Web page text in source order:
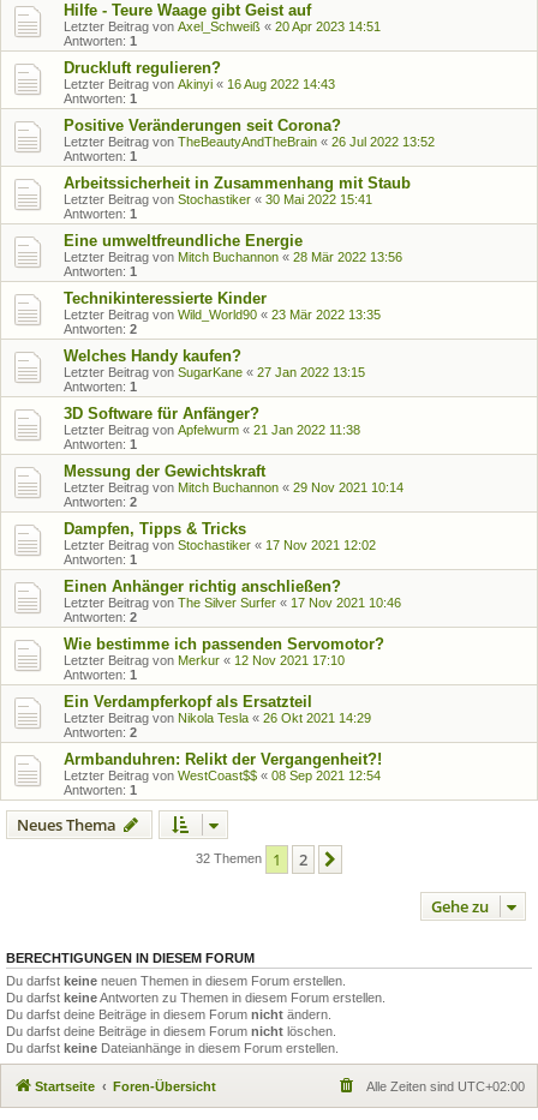
Hilfe - Teure Waage gibt Geist auf
Letzter Beitrag von Axel_Schweiß « 20 Apr 2023 14:51
Antworten: 1
Druckluft regulieren?
Letzter Beitrag von Akinyi « 16 Aug 2022 14:43
Antworten: 1
Positive Veränderungen seit Corona?
Letzter Beitrag von TheBeautyAndTheBrain « 26 Jul 2022 13:52
Antworten: 1
Arbeitssicherheit in Zusammenhang mit Staub
Letzter Beitrag von Stochastiker « 30 Mai 2022 15:41
Antworten: 1
Eine umweltfreundliche Energie
Letzter Beitrag von Mitch Buchannon « 28 Mär 2022 13:56
Antworten: 1
Technikinteressierte Kinder
Letzter Beitrag von Wild_World90 « 23 Mär 2022 13:35
Antworten: 2
Welches Handy kaufen?
Letzter Beitrag von SugarKane « 27 Jan 2022 13:15
Antworten: 1
3D Software für Anfänger?
Letzter Beitrag von Apfelwurm « 21 Jan 2022 11:38
Antworten: 1
Messung der Gewichtskraft
Letzter Beitrag von Mitch Buchannon « 29 Nov 2021 10:14
Antworten: 2
Dampfen, Tipps & Tricks
Letzter Beitrag von Stochastiker « 17 Nov 2021 12:02
Antworten: 1
Einen Anhänger richtig anschließen?
Letzter Beitrag von The Silver Surfer « 17 Nov 2021 10:46
Antworten: 2
Wie bestimme ich passenden Servomotor?
Letzter Beitrag von Merkur « 12 Nov 2021 17:10
Antworten: 1
Ein Verdampferkopf als Ersatzteil
Letzter Beitrag von Nikola Tesla « 26 Okt 2021 14:29
Antworten: 2
Armbanduhren: Relikt der Vergangenheit?!
Letzter Beitrag von WestCoast$$ « 08 Sep 2021 12:54
Antworten: 1
Neues Thema
32 Themen 1 2
Gehe zu
BERECHTIGUNGEN IN DIESEM FORUM
Du darfst keine neuen Themen in diesem Forum erstellen.
Du darfst keineAntworten zu Themen in diesem Forum erstellen.
Du darfst deine Beiträge in diesem Forum nicht ändern.
Du darfst deine Beiträge in diesem Forum nicht löschen.
Du darfst keine Dateianhänge in diesem Forum erstellen.
Startseite Foren-Übersicht Alle Zeiten sind UTC+02:00